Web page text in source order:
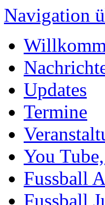
Navigation
Updates
Termine
You
Fussball
Fussball